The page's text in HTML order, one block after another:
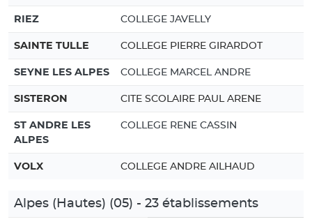
RIEZ COLLEGE JAVELLY
SAINTE TULLE COLLEGE PIERRE GIRARDOT
SEYNE LES ALPES COLLEGE MARCEL ANDRE
SISTERON CITE SCOLAIRE PAUL ARENE
ST ANDRE LES
ALPES
COLLEGE RENE CASSIN
VOLX COLLEGE ANDRE AILHAUD
Alpes (Hautes) (05) - 23 établissements